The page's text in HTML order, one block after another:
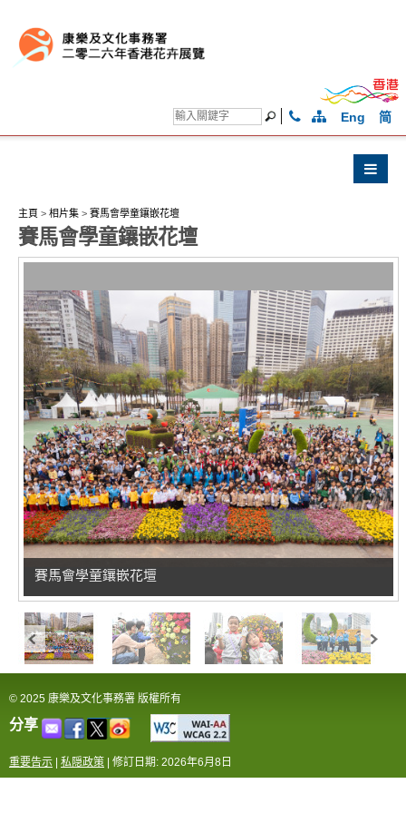
Eng 简
主頁 > 相片集 > 賽馬會學童鑲嵌花壇
賽馬會學童鑲嵌花壇
賽馬會學童鑲嵌花壇
© 2025 康樂及文化事務署 版權所有
分享
重要告示 | 私隠政策 | 修訂日期: 2026年6月8日